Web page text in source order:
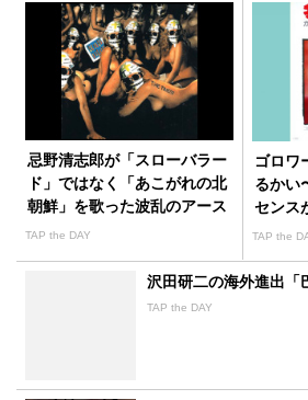
忌野清志郎が「スローバラー
ド」ではなく「あこがれの北
朝鮮」を歌った波乱のアース
デー・コンサート
TAP the DAY
ゴロワ
るかい
センス
TAP the
沢田研二の海外進出「
TAP the DAY